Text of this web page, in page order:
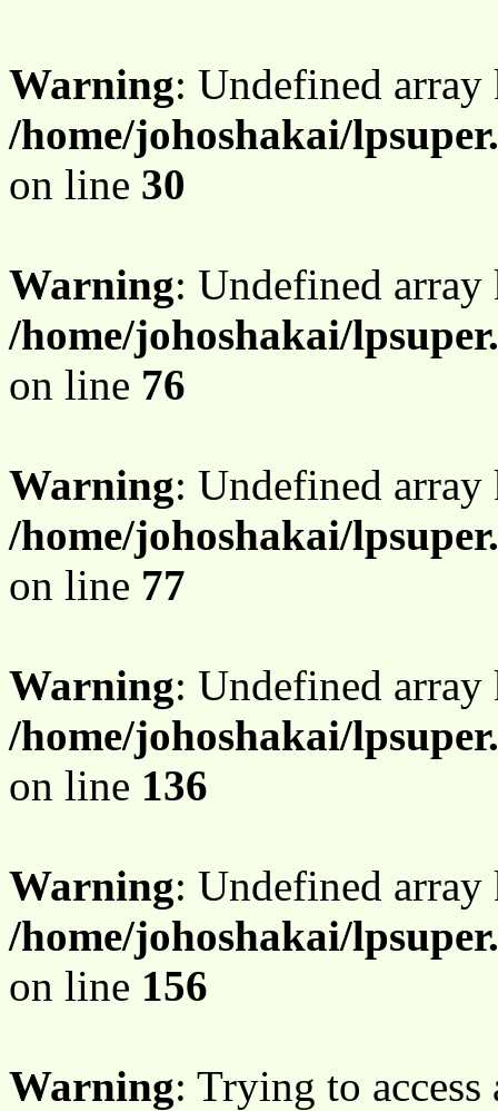
Warning: Undefined
/home/johoshakai/
on line 30
Warning: Undefined
/home/johoshakai/
on line 76
Warning: Undefined
/home/johoshakai/
on line 77
Warning: Undefined
/home/johoshakai/
on line 136
Warning: Undefined
/home/johoshakai/
on line 156
Warning: Trying to